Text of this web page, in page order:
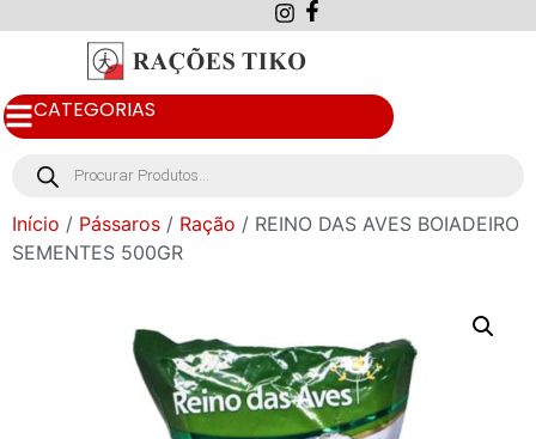
CATEGORIAS
Início / Pássaros / Ração / REINO DAS AVES BOIADEIRO
SEMENTES 500GR